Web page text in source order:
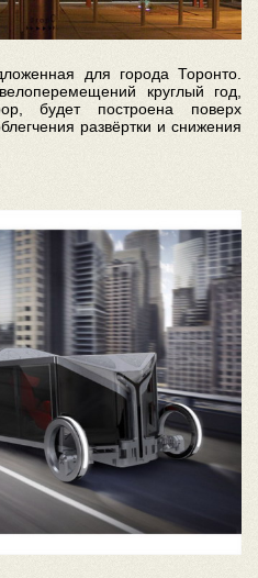
для города Торонто.
круглый год,
будет построена поверх
развёртки и снижения